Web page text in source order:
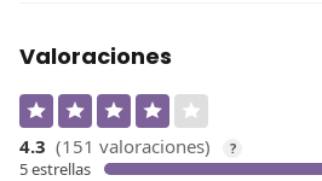
Valoraciones
4.3 (151 valoraciones) ?
5 estrellas